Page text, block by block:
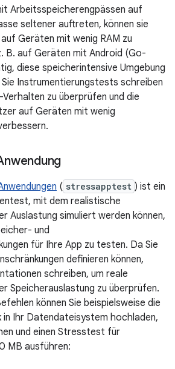
Arbeitsspeicherengpässen auf
seltener auftreten, können sie
Geräten mit wenig RAM zu
B. auf Geräten mit Android (Go-
diese speicherintensive Umgebung
Instrumentierungstests schreiben
zu überprüfen und die
auf Geräten mit wenig
( stressapptest ) ist ein
mit dem realistische
Auslastung simuliert werden können,
und
für Ihre App zu testen. Da Sie
definieren können,
schreiben, um reale
Speicherauslastung zu überprüfen.
können Sie beispielsweise die
Ihr Datendateisystem hochladen,
und einen Stresstest für
MB ausführen: